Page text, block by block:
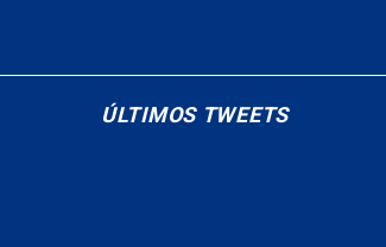
ÚLTIMOS TWEETS